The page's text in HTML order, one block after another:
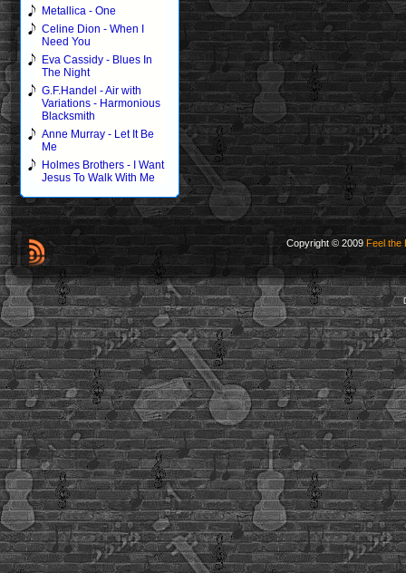
Metallica - One
Celine Dion - When I
Need You
Eva Cassidy - Blues In
The Night
G.F.Handel - Air with
Variations - Harmonious
Blacksmith
Anne Murray - Let It Be
Me
Holmes Brothers - I Want
Jesus To Walk With Me
Copyright © 2009 Feel the